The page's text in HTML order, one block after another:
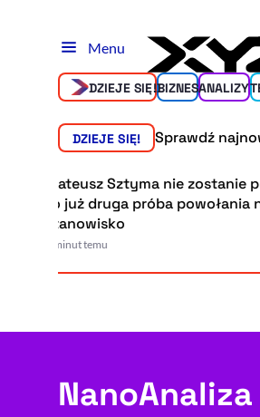
Menu
DZIEJE SIĘ!BIZNESANALIZY
DZIEJE SIĘ! Sprawdź
Sztyma nie zostanie
już druga próba powołania na to
minut temu
NanoAnaliza